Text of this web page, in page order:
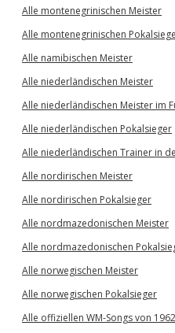
Alle montenegrinischen Meister
Alle montenegrinischen
Alle namibischen Meister
Alle niederländischen Meister
Alle niederländischen Meister im
Alle niederländischen Pokalsieger
Alle niederländischen Trainer in
Alle nordirischen Meister
Alle nordirischen Pokalsieger
Alle nordmazedonischen Meister
Alle nordmazedonischen
Alle norwegischen Meister
Alle norwegischen Pokalsieger
Alle offiziellen WM-Songs von